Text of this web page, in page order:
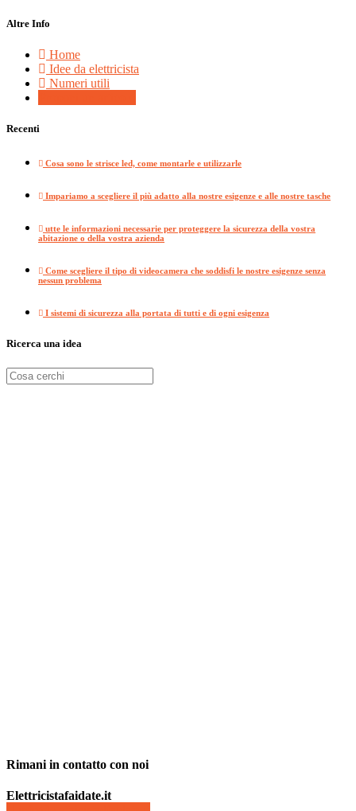
Altre Info
Home
Idee da elettricista
Numeri utili
Recenti
Cosa sono le strisce led, come montarle e utilizzarle
Impariamo a scegliere il più adatto alla nostre esigenze e alle nostre tasche
utte le informazioni necessarie per proteggere la sicurezza della vostra
abitazione o della vostra azienda
Come scegliere il tipo di videocamera che soddisfi le nostre esigenze senza
nessun problema
I sistemi di sicurezza alla portata di tutti e di ogni esigenza
Ricerca una idea
Rimani in contatto con noi
Elettricistafaidate.it